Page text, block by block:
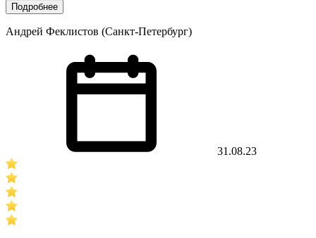
Подробнее
Андрей Феклистов (Санкт-Петербург)
31.08.23